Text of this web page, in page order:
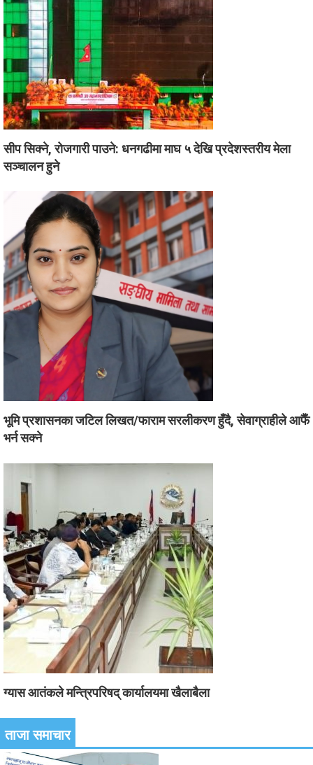
सीप सिक्ने, रोजगारी पाउने: धनगढीमा माघ ५ देखि प्रदेशस्तरीय मेला
सञ्चालन हुने
भूमि प्रशासनका जटिल लिखत/फाराम सरलीकरण हुँदै, सेवाग्राहीले आफैँ
भर्न सक्ने
ग्यास आतंकले मन्त्रिपरिषद् कार्यालयमा खैलाबैला
ताजा समाचार